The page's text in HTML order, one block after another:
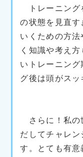
トレーニング
の状態を見直す
いくための方
く知識や考え
いトレーニン
グ後は頭がスッ
さらに！私の
だしてチャレン
す。とても有意